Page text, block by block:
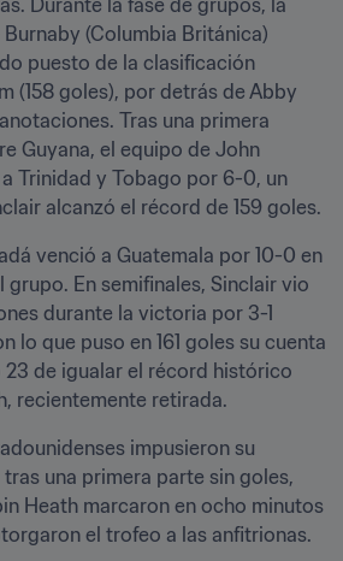
Durante la fase de grupos, la
(Columbia Británica)
puesto de la clasificación
(158 goles), por detrás de Abby
Tras una primera
Guyana, el equipo de John
Trinidad y Tobago por 6-0, un
alcanzó el récord de 159 goles.
venció a Guatemala por 10-0 en
En semifinales, Sinclair vio
durante la victoria por 3-1
lo que puso en 161 goles su cuenta
de igualar el récord histórico
recientemente retirada.
impusieron su
una primera parte sin goles,
Heath marcaron en ocho minutos
el trofeo a las anfitrionas.